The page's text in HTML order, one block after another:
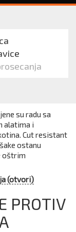
su radu sa
alatima i
Cut resistant
ostanu
oštrim
(otvori)
PROTIV